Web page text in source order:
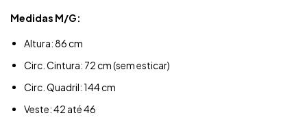
Medidas M/G:
Altura: 86 cm
Circ. Cintura: 72 cm (sem esticar)
Circ. Quadril: 144 cm
Veste: 42 até 46